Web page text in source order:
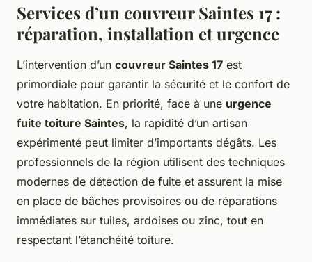
Services d’un couvreur Saintes 17 :
réparation, installation et urgence
L’intervention d’un couvreur Saintes 17 est
primordiale pour garantir la sécurité et le confort de
votre habitation. En priorité, face à une urgence
fuite toiture Saintes, la rapidité d’un artisan
expérimenté peut limiter d’importants dégâts. Les
professionnels de la région utilisent des techniques
modernes de détection de fuite et assurent la mise
en place de bâches provisoires ou de réparations
immédiates sur tuiles, ardoises ou zinc, tout en
respectant l’étanchéité toiture.